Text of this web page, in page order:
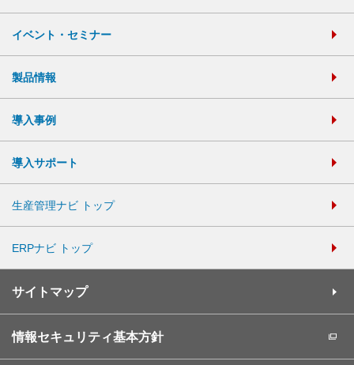
イベント・セミナー
製品情報
導入事例
導入サポート
生産管理ナビ トップ
ERPナビ トップ
サイトマップ
情報セキュリティ基本方針